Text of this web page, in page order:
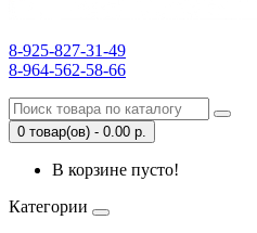
8-925-827-31-49
8-964-562-58-66
0 товар(ов) - 0.00 р.
В корзине пусто!
Категории